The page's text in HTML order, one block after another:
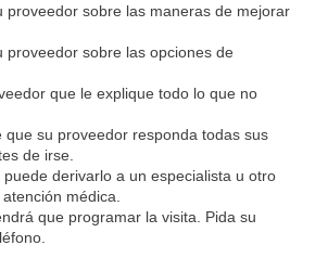
proveedor sobre las maneras de mejorar
proveedor sobre las opciones de
que le explique todo lo que no
que su proveedor responda todas sus
de irse.
puede derivarlo a un especialista u otro
médica.
que programar la visita. Pida su